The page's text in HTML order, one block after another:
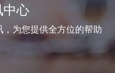
中心
为您提供全方位的帮助